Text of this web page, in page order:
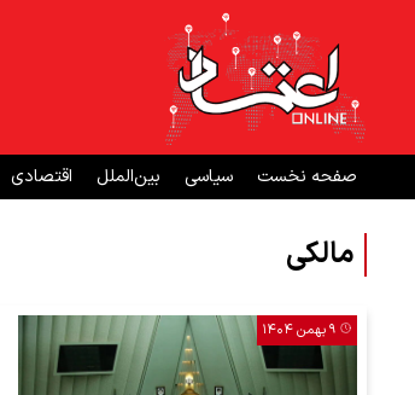
صفحه نخست سیاسی بین‌الملل اقتصادی
مالکی
۹ بهمن ۱۴۰۴